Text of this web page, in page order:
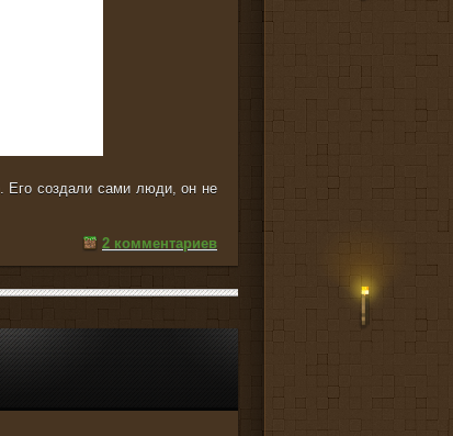
Его создали сами люди, он не
2 комментариев